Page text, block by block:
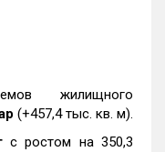
жилищного
(+457,4 тыс. кв. м).
с ростом на 350,3